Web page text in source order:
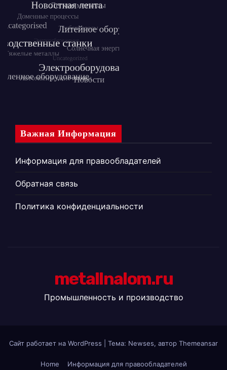
Важная Информация
Информация для правообладателей
Обратная связь
Политика конфиденциальности
metallnalom.ru
Промышленность и производство
Сайт работает на WordPress Тема: Newses, автор Themeansar
Home Информация для правообладателей